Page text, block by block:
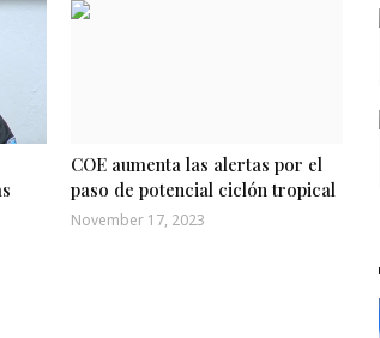
COE aumenta las alertas por el
paso de potencial ciclón tropical
November 17, 2023